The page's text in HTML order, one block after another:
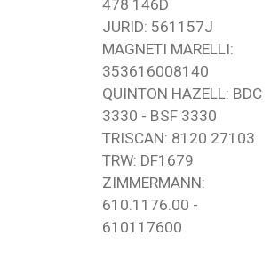
478 146D
JURID: 561157J
MAGNETI MARELLI:
353616008140
QUINTON HAZELL: BDC
3330 - BSF 3330
TRISCAN: 8120 27103
TRW: DF1679
ZIMMERMANN:
610.1176.00 -
610117600